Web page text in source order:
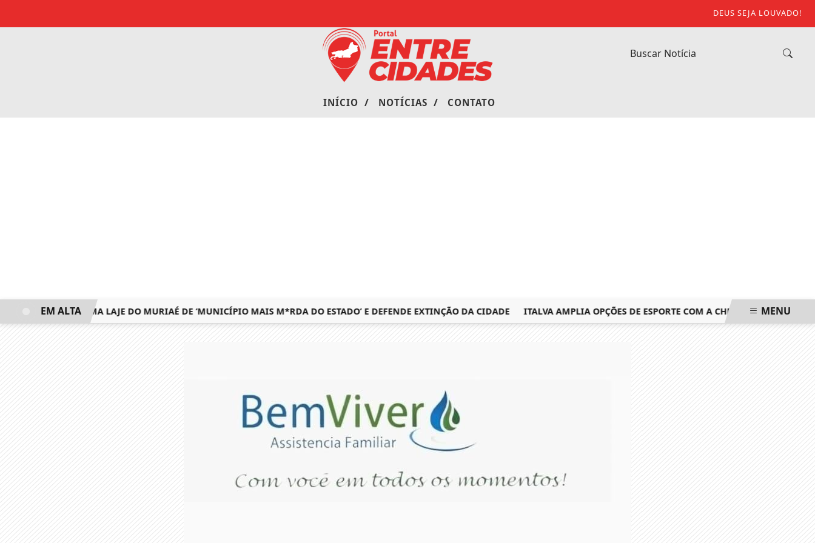
DEUS SEJA LOUVADO!
INÍCIO / NOTÍCIAS / CONTATO
FEDERAL CHAMA LAJE DO MURIAÉ DE ‘MUNICÍPIO MAIS M*RDA DO ESTADO’ E DEFENDE EXTINÇÃO DA CIDADE ITALVA AMPLIA OPÇÕES DE ESPORTE COM A CHEGADA DAS AULAS
EM ALTA MENU